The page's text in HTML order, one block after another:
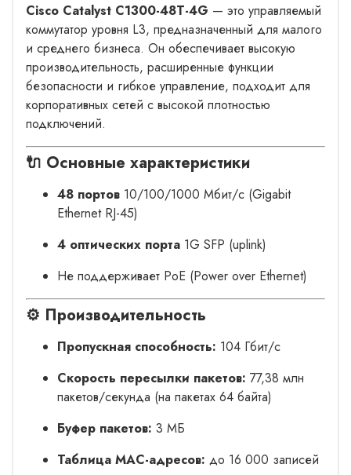
Cisco Catalyst C1300-48T-4G — это управляемый
коммутатор уровня L3, предназначенный для малого
и среднего бизнеса. Он обеспечивает высокую
производительность, расширенные функции
безопасности и гибкое управление, подходит для
корпоративных сетей с высокой плотностью
подключений.
🔌 Основные характеристики
48 портов 10/100/1000 Мбит/с (Gigabit
Ethernet RJ-45)
4 оптических порта 1G SFP (uplink)
Не поддерживает PoE (Power over Ethernet)
⚙️ Производительность
Пропускная способность: 104 Гбит/с
Скорость пересылки пакетов: 77,38 млн
пакетов/секунда (на пакетах 64 байта)
Буфер пакетов: 3 МБ
Таблица MAC-адресов: до 16 000 записей